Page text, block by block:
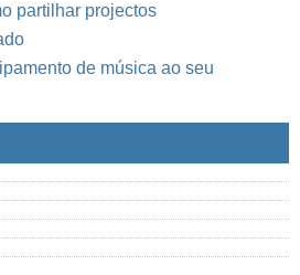
partilhar projectos
de música ao seu